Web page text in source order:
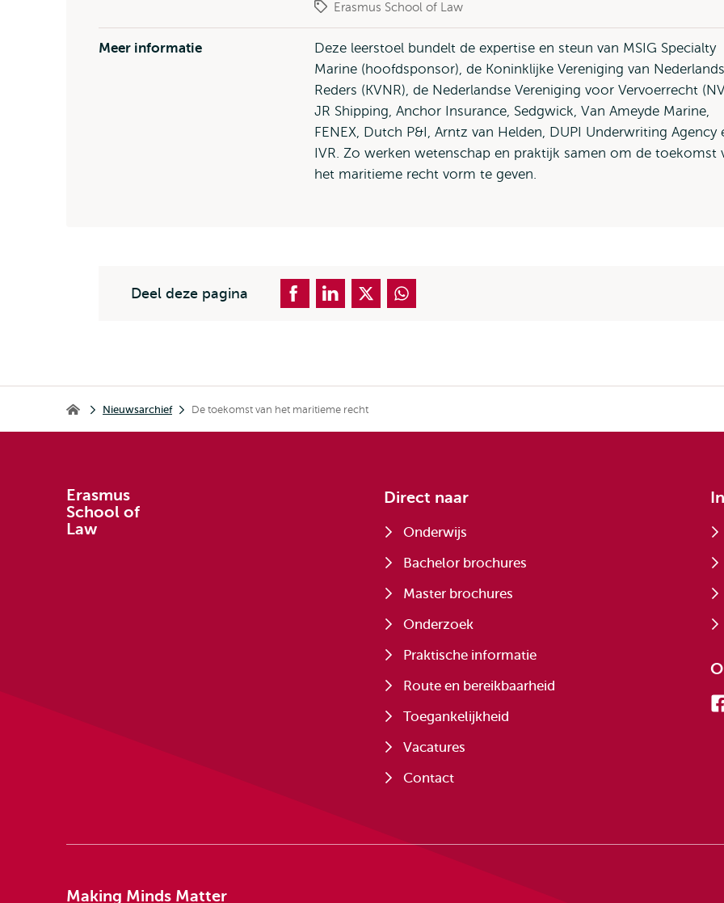
Erasmus School of Law
Meer informatie
Deze leerstoel bundelt de expertise en steun van MSIG Specialty
Marine (hoofdsponsor), de Koninklijke Vereniging van
Reders (KVNR), de Nederlandse Vereniging voor Vervoerrecht
JR Shipping, Anchor Insurance, Sedgwick, Van Ameyde Marine,
FENEX, Dutch P&I, Arntz van Helden, DUPI Underwriting Agency
IVR. Zo werken wetenschap en praktijk samen om de toekomst
het maritieme recht vorm te geven.
Deel deze pagina
Erasmus School of Law
Nieuwsarchief De toekomst van het maritieme recht
Erasmus
School of
Law
Direct naar
Onderwijs
Bachelor brochures
Master brochures
Onderzoek
Praktische informatie
Route en bereikbaarheid
Toegankelijkheid
Vacatures
Contact
Making Minds Matter